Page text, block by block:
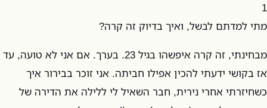
1
מתי למדתם לבשל, ואיך בדיוק זה קרה?
מבחינתי, זה קרה איפשהו בגיל 23. בערך. אם אני לא טועה, עד
אז בקושי ידעתי להכין אפילו חביתה. אני זוכר בבירור איך
כשחיזרתי אחרי נירית, חבר השאיל לי ללילה את הדירה של